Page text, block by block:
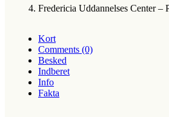
Fredericia Uddannelses Center –
Kort
Comments (0)
Besked
Indberet
Info
Fakta